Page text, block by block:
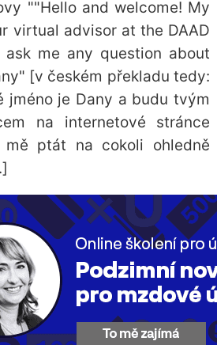
""Hello and welcome! My
virtual advisor at the DAAD
ask me any question about
[v českém překladu tedy:
jméno je Dany a budu tvým
na internetové stránce
mě ptát na cokoli ohledně